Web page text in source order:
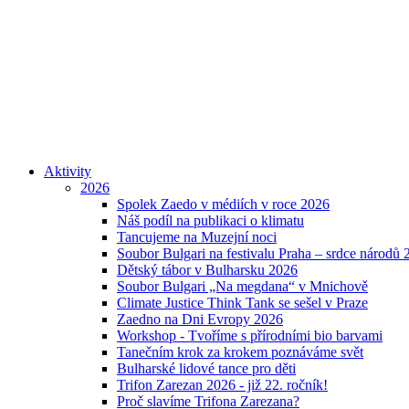
Aktivity
2026
Spolek Zaedo v médiích v roce 2026
Náš podíl na publikaci o klimatu
Tancujeme na Muzejní noci
Soubor Bulgari na festivalu Praha – srdce národů
Dětský tábor v Bulharsku 2026
Soubor Bulgari „Na megdana“ v Mnichově
Climate Justice Think Tank se sešel v Praze
Zaedno na Dni Evropy 2026
Workshop - Tvoříme s přírodními bio barvami
Tanečním krok za krokem poznáváme svět
Bulharské lidové tance pro děti
Trifon Zarezan 2026 - již 22. ročník!
Proč slavíme Trifona Zarezana?